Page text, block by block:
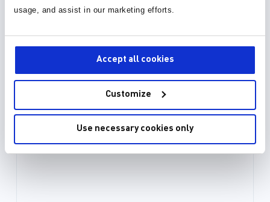
usage, and assist in our marketing efforts.
Accept all cookies
Customize
Use necessary cookies only